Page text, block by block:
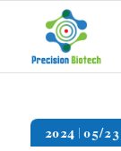
2024 05/23